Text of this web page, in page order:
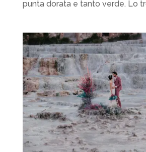
punta dorata e tanto verde. Lo